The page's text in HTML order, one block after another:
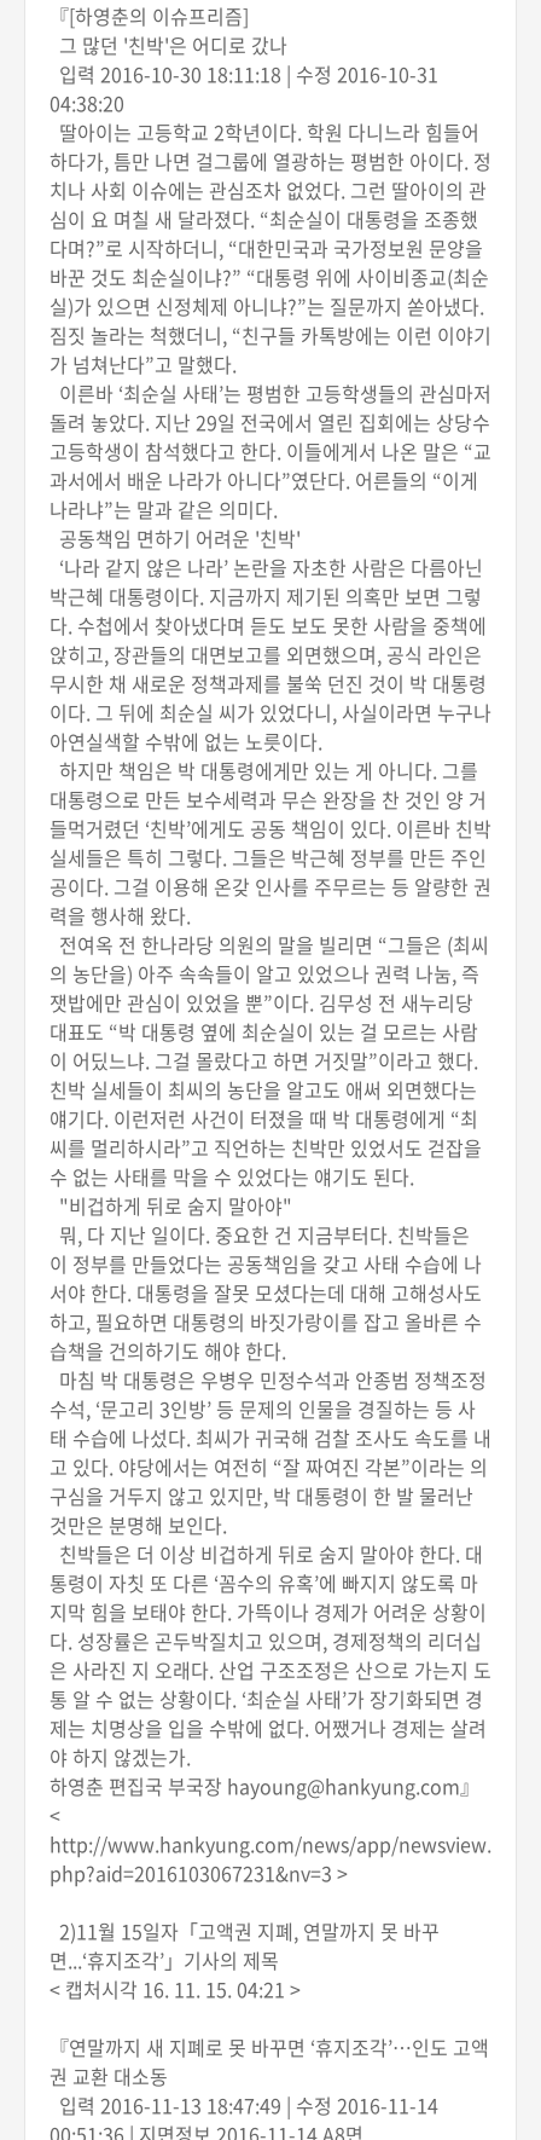
『[하영춘의 이슈프리즘]
그 많던 '친박'은 어디로 갔나
입력 2016-10-30 18:11:18 | 수정 2016-10-31
04:38:20
딸아이는 고등학교 2학년이다. 학원 다니느라 힘들어
하다가, 틈만 나면 걸그룹에 열광하는 평범한 아이다. 정
치나 사회 이슈에는 관심조차 없었다. 그런 딸아이의 관
심이 요 며칠 새 달라졌다. “최순실이 대통령을 조종했
다며?”로 시작하더니, “대한민국과 국가정보원 문양을
바꾼 것도 최순실이냐?” “대통령 위에 사이비종교(최순
실)가 있으면 신정체제 아니냐?”는 질문까지 쏟아냈다.
짐짓 놀라는 척했더니, “친구들 카톡방에는 이런 이야기
가 넘쳐난다”고 말했다.
이른바 ‘최순실 사태’는 평범한 고등학생들의 관심마저
돌려 놓았다. 지난 29일 전국에서 열린 집회에는 상당수
고등학생이 참석했다고 한다. 이들에게서 나온 말은 “교
과서에서 배운 나라가 아니다”였단다. 어른들의 “이게
나라냐”는 말과 같은 의미다.
공동책임 면하기 어려운 '친박'
‘나라 같지 않은 나라’ 논란을 자초한 사람은 다름아닌
박근혜 대통령이다. 지금까지 제기된 의혹만 보면 그렇
다. 수첩에서 찾아냈다며 듣도 보도 못한 사람을 중책에
앉히고, 장관들의 대면보고를 외면했으며, 공식 라인은
무시한 채 새로운 정책과제를 불쑥 던진 것이 박 대통령
이다. 그 뒤에 최순실 씨가 있었다니, 사실이라면 누구나
아연실색할 수밖에 없는 노릇이다.
하지만 책임은 박 대통령에게만 있는 게 아니다. 그를
대통령으로 만든 보수세력과 무슨 완장을 찬 것인 양 거
들먹거렸던 ‘친박’에게도 공동 책임이 있다. 이른바 친박
실세들은 특히 그렇다. 그들은 박근혜 정부를 만든 주인
공이다. 그걸 이용해 온갖 인사를 주무르는 등 알량한 권
력을 행사해 왔다.
전여옥 전 한나라당 의원의 말을 빌리면 “그들은 (최씨
의 농단을) 아주 속속들이 알고 있었으나 권력 나눔, 즉
잿밥에만 관심이 있었을 뿐”이다. 김무성 전 새누리당
대표도 “박 대통령 옆에 최순실이 있는 걸 모르는 사람
이 어딨느냐. 그걸 몰랐다고 하면 거짓말”이라고 했다.
친박 실세들이 최씨의 농단을 알고도 애써 외면했다는
얘기다. 이런저런 사건이 터졌을 때 박 대통령에게 “최
씨를 멀리하시라”고 직언하는 친박만 있었서도 걷잡을
수 없는 사태를 막을 수 있었다는 얘기도 된다.
"비겁하게 뒤로 숨지 말아야"
뭐, 다 지난 일이다. 중요한 건 지금부터다. 친박들은
이 정부를 만들었다는 공동책임을 갖고 사태 수습에 나
서야 한다. 대통령을 잘못 모셨다는데 대해 고해성사도
하고, 필요하면 대통령의 바짓가랑이를 잡고 올바른 수
습책을 건의하기도 해야 한다.
마침 박 대통령은 우병우 민정수석과 안종범 정책조정
수석, ‘문고리 3인방’ 등 문제의 인물을 경질하는 등 사
태 수습에 나섰다. 최씨가 귀국해 검찰 조사도 속도를 내
고 있다. 야당에서는 여전히 “잘 짜여진 각본”이라는 의
구심을 거두지 않고 있지만, 박 대통령이 한 발 물러난
것만은 분명해 보인다.
친박들은 더 이상 비겁하게 뒤로 숨지 말아야 한다. 대
통령이 자칫 또 다른 ‘꼼수의 유혹’에 빠지지 않도록 마
지막 힘을 보태야 한다. 가뜩이나 경제가 어려운 상황이
다. 성장률은 곤두박질치고 있으며, 경제정책의 리더십
은 사라진 지 오래다. 산업 구조조정은 산으로 가는지 도
통 알 수 없는 상황이다. ‘최순실 사태’가 장기화되면 경
제는 치명상을 입을 수밖에 없다. 어쨌거나 경제는 살려
야 하지 않겠는가.
하영춘 편집국 부국장 hayoung@hankyung.com』
<
http://www.hankyung.com/news/app/newsview.
php?aid=2016103067231&nv=3 >
2)11월 15일자「고액권 지폐, 연말까지 못 바꾸
면...‘휴지조각’」기사의 제목
< 캡처시각 16. 11. 15. 04:21 >
『연말까지 새 지폐로 못 바꾸면 ‘휴지조각’…인도 고액
권 교환 대소동
입력 2016-11-13 18:47:49 | 수정 2016-11-14
00:51:36 | 지면정보 2016-11-14 A8면